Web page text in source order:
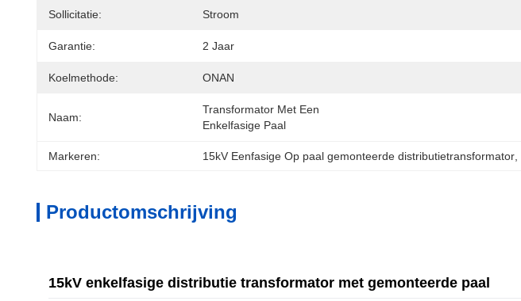
Sollicitatie: Stroom
Garantie: 2 Jaar
Koelmethode: ONAN
Naam:
Transformator Met Een
Enkelfasige Paal
Markeren: 15kV Eenfasige Op paal gemonteerde distributietransformator
Productomschrijving
15kV enkelfasige distributie transformator met gemonteerde paal